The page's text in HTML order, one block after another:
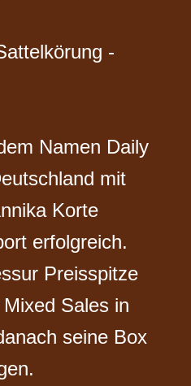
-
Namen Daily
mit
Korte
erfolgreich.
Preisspitze
Sales in
seine Box